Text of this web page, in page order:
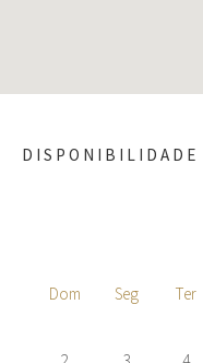
DISPONIBILIDADE
Dom
Seg Ter